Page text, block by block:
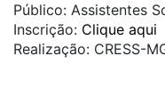
Público: Assistentes
Inscrição: Clique aqui
Realização: CRESS-